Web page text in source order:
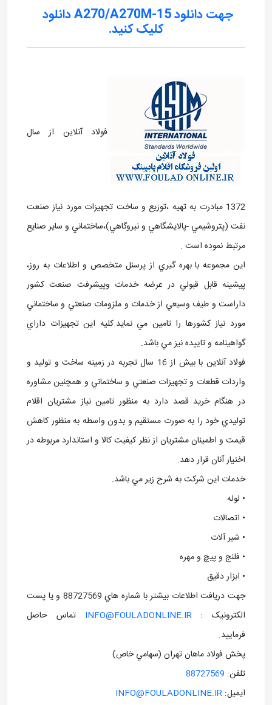
جهت دانلود A270/A270M-15 دانلود
کلیک کنید.
فولاد آنلاین از سال
1372 مبادرت به تهيه ،توزيع و ساخت تجهيزات مورد نياز صنعت
نفت (پتروشيمي -پالايشگاهي و نيروگاهي)،ساختماني و ساير صنايع
مرتبط نموده است .
اين مجموعه با بهره گيري از پرسنل متخصص و اطلاعات به روز،
پيشينه قابل قبولي در عرضه خدمات وپيشرفت صنعت کشور
داراست و طيف وسيعي از خدمات و ملزومات صنعتي و ساختماني
مورد نياز کشورها را تامين مي نمايد.کليه اين تجهيزات داراي
گواهينامه و تاييده نيز مي باشد.
فولاد آنلاین با بيش از 16 سال تجربه در زمينه ساخت و توليد و
واردات قطعات و تجهيزات صنعتي و ساختماني و همچنين مشاوره
در هنگام خريد قصد دارد به منظور تامين نياز مشتريان اقلام
توليدي خود را به صورت مستقيم و بدون واسطه به منظور کاهش
قيمت و اطمينان مشتريان از نظر کيفيت کالا و استاندارد مربوطه در
اختيار آنان قرار دهد.
خدمات اين شرکت به شرح زير مي باشد.
• لوله
• اتصالات
• شير آلات
• فلنج و پيچ و مهره
• ابزار دقيق
جهت دريافت اطلاعات بيشتر با شماره هاي 88727569 و يا پست
الکترونيک :INFO@FOULADONLINE.IR تماس حاصل
فرماييد.
پخش فولاد ماهان تهران (سهامي خاص)
تلفن: 88727569
ايميل: INFO@FOULADONLINE.IR